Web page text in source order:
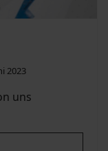
2023
uns